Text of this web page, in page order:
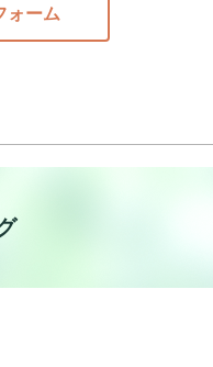
ォーム